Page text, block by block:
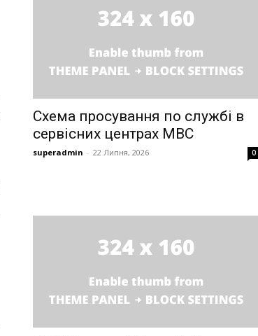
Схема просування по службі в
сервісних центрах МВС
superadmin - 22 Липня, 2026 0